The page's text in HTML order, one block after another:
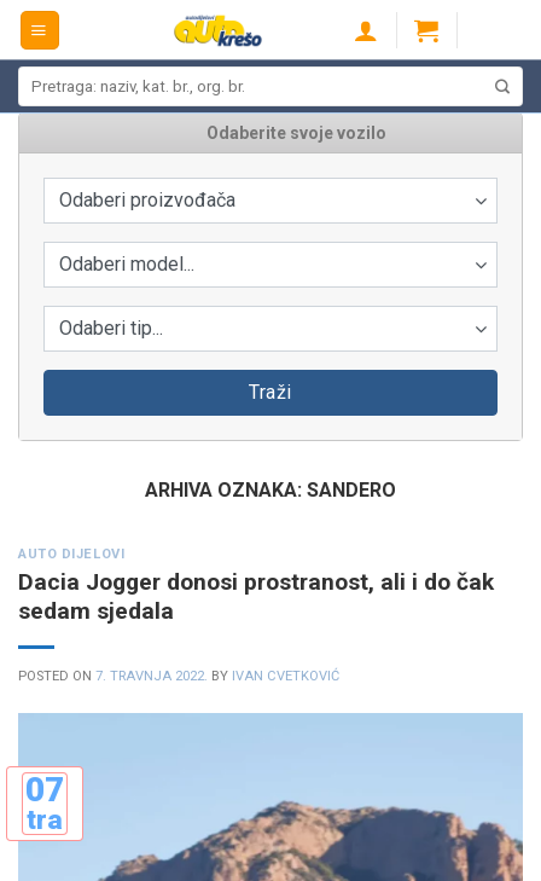
Skip
content
Odaberite svoje vozilo
Odaberi proizvođača
Odaberi model...
Odaberi tip...
Traži
ARHIVA OZNAKA: SANDERO
AUTO DIJELOVI
Dacia Jogger donosi prostranost, ali i do čak
sedam sjedala
POSTED ON 7. TRAVNJA 2022. BY IVAN CVETKOVIĆ
07
tra